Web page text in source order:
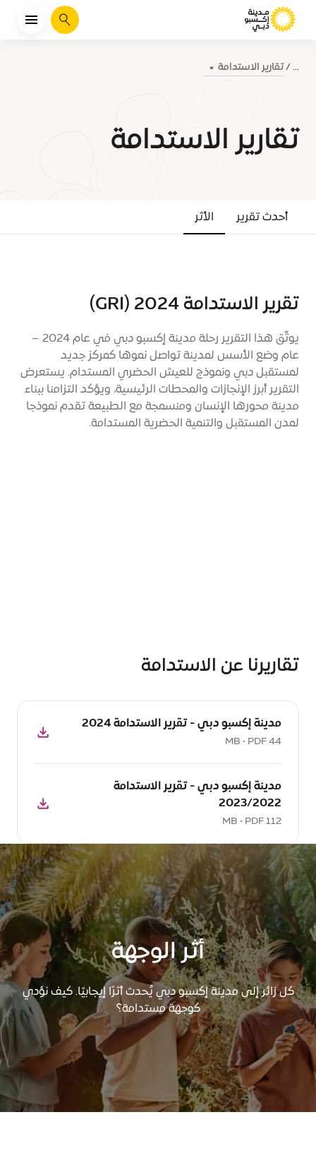
يبحث
... تقارير الاستدامة
تقارير الاستدامة
أحدث تقرير الأثر
تقرير الاستدامة 2024 (GRI)
يوثّق هذا التقرير رحلة مدينة إكسبو دبي في عام 2024 –
عام وضع الأسس لمدينة تواصل نموها كمركز جديد
لمستقبل دبي ونموذج للعيش الحضري المستدام. يستعرض
التقرير أبرز الإنجازات والمحطات الرئيسية، ويؤكد التزامنا ببناء
مدينة محورها الإنسان ومنسمجة مع الطبيعة تقدم نموذجا
لمدن المستقبل والتنمية الحضرية المستدامة.
تقاريرنا عن الاستدامة
تحميل
PDF:
مدينة
إكسبو
تقرير
الاستدامة
2024,
44
MB
مدينة إكسبو دبي - تقرير الاستدامة 2024
44 MB • PDF
PDF:
مدينة
إكسبو
دبي
-
تقرير
الاستدامة
2023/2022,
112
MB
مدينة إكسبو دبي - تقرير الاستدامة
2023/2022
112 MB • PDF
أثر الوجهة
كل زائر إلى مدينة إكسبو دبي يُحدث أثرًا إيجابيًا. كيف نؤدي
كوجهة مستدامة؟